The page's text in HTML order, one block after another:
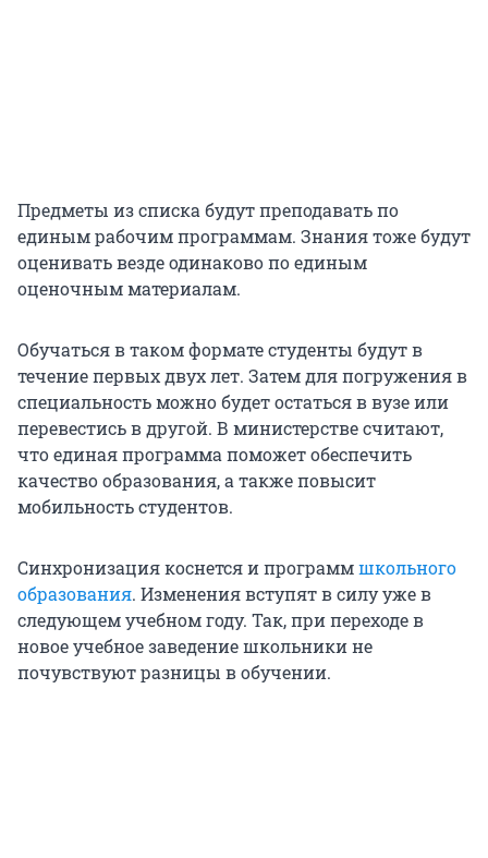
Предметы из списка будут преподавать по
единым рабочим программам. Знания тоже будут
оценивать везде одинаково по единым
оценочным материалам.
Обучаться в таком формате студенты будут в
течение первых двух лет. Затем для погружения в
специальность можно будет остаться в вузе или
перевестись в другой. В министерстве считают,
что единая программа поможет обеспечить
качество образования, а также повысит
мобильность студентов.
Синхронизация коснется и программшкольного
образования. Изменения вступят в силу уже в
следующем учебном году. Так, при переходе в
новое учебное заведение школьники не
почувствуют разницы в обучении.